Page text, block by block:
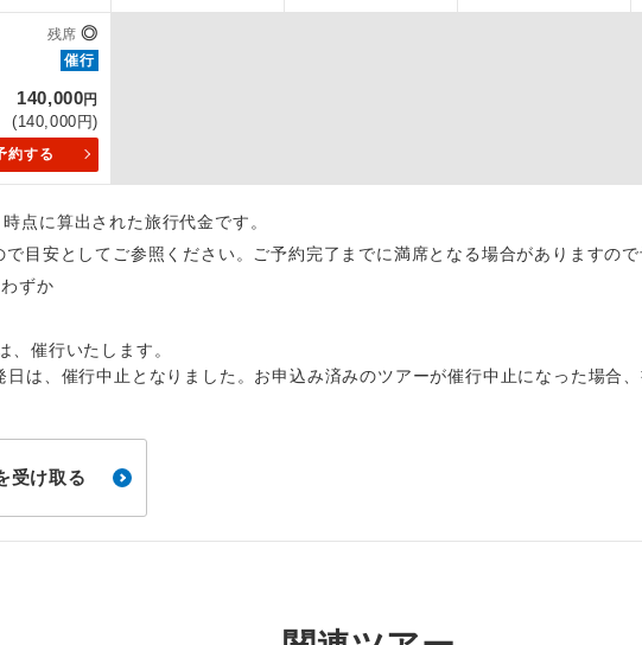
残席 ◎
催行
140,000円
(140,000円)
約する
点に算出された旅行代金です。
目安としてご参照ください。ご予約完了までに満席となる場合がありますので
ずか
、催行いたします。
日は、催行中止となりました。お申込み済みのツアーが催行中止になった場合
受け取る
全食事付き
トラベルイヤホン
1名様催行 1名様から出発可能な個人型プランです。
2名様から出発可能な個人型プランです。
1名様1室同代金 1名様1室利用でも追加料金がかからないコース
女性限定
年齢制限あり ご参加にあたり年齢に制限があるコースです。